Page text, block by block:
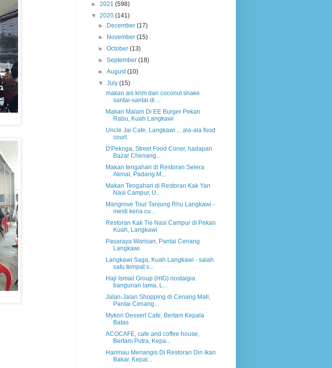
► 2021 (598)
▼ 2020 (141)
►
December(17)
►
November(15)
►October(13)
►September(18)
►August(10)
▼July(15)
makan ais krim dan coconut shake
santai-santai di ...
Makan Malam Di EE Burger Pekan
Rabu, Kuah Langkawi
Uncle Jai Cafe, Langkawi.... ala-ala food
court
D'Peknga, Street Food Coner, hadapan
Bazar Chenang...
Makan tengahari di Restoran Selera
Akmal, Padang M...
Makan Tengahari di Restoran Kak Yan
Nasi Campur, U...
Mangrove Tour Tanjung Rhu Langkawi -
mesti kena cu...
Restoran Kak Tie Nasi Campur di Pekan
Kuah, Langkawi
Pasaraya Warisan, Pantai Cenang
Langkawi
Langkawi Saga, Kuah Langkawi - salah
satu tempat s...
Haji Ismail Group (HIG) nostalgia
bangunan lama, L...
Jalan-Jalan Shopping di Cenang Mall,
Pantai Cenang...
Mykori Dessert Cafe, Bertam Kepala
Batas
ACOCAFE, cafe and coffee house,
Bertam Putra, Kepa...
Harimau Menangis Di Restoran Din Ikan
Bakar, Kepal...